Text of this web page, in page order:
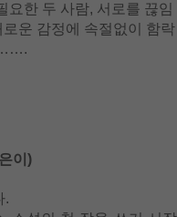
요한 두 사람, 서로를 끊임
운 감정에 속절없이 함락
…….
이)
.